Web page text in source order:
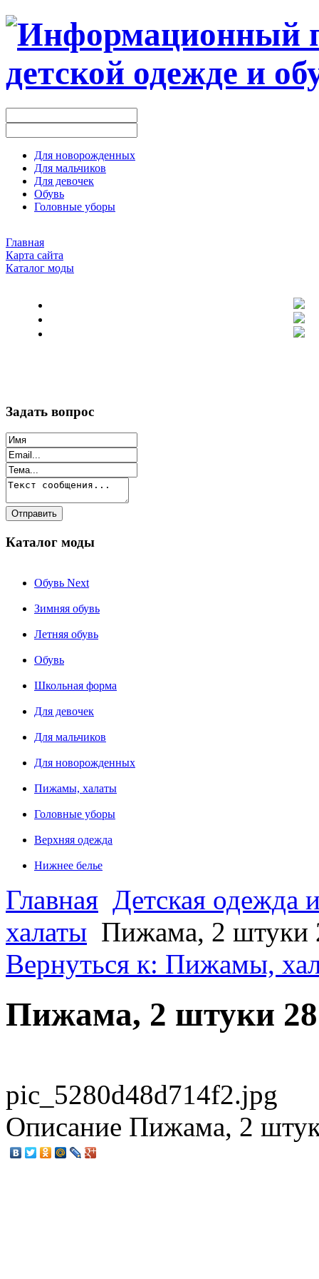
Для новорожденных
Для мальчиков
Для девочек
Обувь
Головные уборы
Главная
Карта сайта
Каталог моды
Задать вопрос
Каталог моды
Обувь Next
Зимняя обувь
Летняя обувь
Обувь
Школьная форма
Для девочек
Для мальчиков
Для новорожденных
Пижамы, халаты
Головные уборы
Верхняя одежда
Нижнее белье
Главная Детская одежда
халаты Пижама, 2 штуки
Вернуться к: Пижамы,
Пижама, 2 штуки
pic_5280d48d714f2.jpg
Описание Пижама, 2